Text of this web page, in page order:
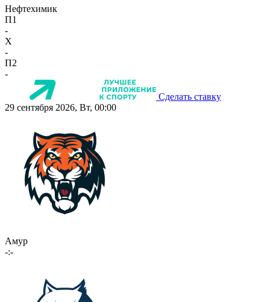
Нефтехимик
П1
-
X
-
П2
-
Сделать ставку
29 сентября 2026, Вт, 00:00
Амур
-:-